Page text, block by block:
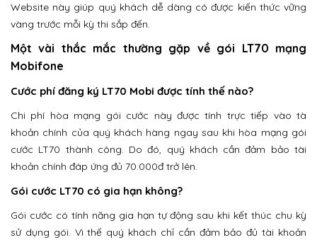
Website này giúp quý khách dễ dàng có được kiến thức vững
vàng trước mỗi kỳ thi sắp đến.
Một vài thắc mắc thường gặp về gói LT70 mạng
Mobifone
Cước phí đăng ký LT70 Mobi được tính thế nào?
Chi phí hòa mạng gói cước này được tính trực tiếp vào tà
khoản chính của quý khách hàng ngay sau khi hòa mạng gói
cước LT70 thành công. Do đó, quý khách cần đảm bảo tài
khoản chính đáp ứng đủ 70.000đ trở lên.
Gói cước LT70 có gia hạn không?
Gói cước có tính năng gia hạn tự động sau khi kết thúc chu kỳ
sử dụng gói. Vì thế quý khách chỉ cần đảm bảo đủ tài khoản